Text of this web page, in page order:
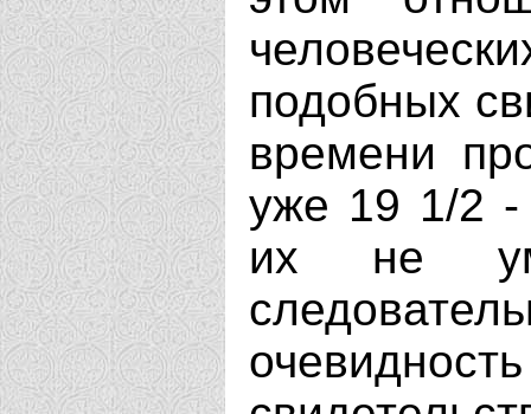
подобных
времени
уже 19 1/2 -
их не